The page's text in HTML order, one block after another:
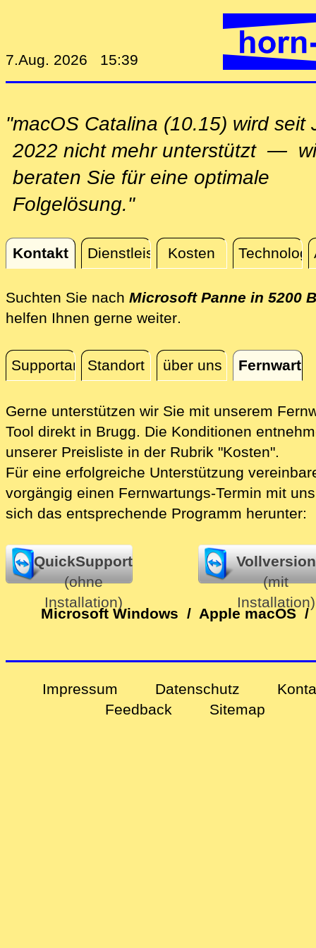
7.Aug. 2026 15:39
"macOS Catalina (10.15) wird seit
2022 nicht mehr unterstützt —
beraten Sie für eine optimale
Folgelösung."
Kontakt Dienstleistungen
Kosten
Kontakt
Suchten Sie nach Microsoft Panne in 5200
helfen Ihnen gerne weiterdirekt vor Ort in
.
SupportanfrageStandort über uns
Fernwartung
Gerne unterstützen wir Sie mit unserem
Tool direkt in Brugg. Die Konditionen
unserer Preisliste in der Rubrik "Kosten".
Für eine erfolgreiche Unterstützung
vorgängig einen Fernwartungs-Termin mit
sich das entsprechende Programm herunter:
QuickSupport
(ohne
Installation)
Vollversion
(mit
Installation)
Microsoft Windows /Apple macOS /
Impressum Datenschutz
Feedback
Sitemap